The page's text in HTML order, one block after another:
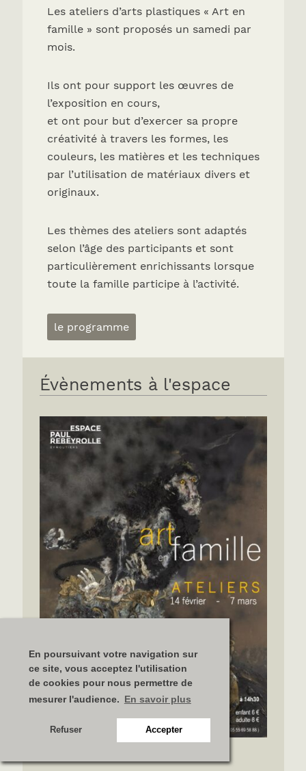
En poursuivant votre navigation sur
ce site, vous acceptez l'utilisation
de cookies pour nous permettre de
mesurer l'audience. En savoir plus
Refuser Accepter
Les ateliers d’arts plastiques « Art en
famille » sont proposés un samedi par
mois.
Ils ont pour support les œuvres de
l’exposition en cours,
et ont pour but d’exercer sa propre
créativité à travers les formes, les
couleurs, les matières et les techniques
par l’utilisation de matériaux divers et
originaux.
Les thèmes des ateliers sont adaptés
selon l’âge des participants et sont
particulièrement enrichissants lorsque
toute la famille participe à l’activité.
le programme
Évènements à l'espace